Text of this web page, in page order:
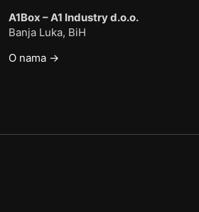
A1Box – A1 Industry d.o.o.
Banja Luka, BiH
O nama →